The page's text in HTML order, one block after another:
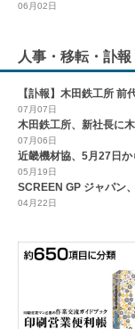
06月02日
人事・移転・訃報
【訃報】木田鉄工所
07月07日
木田鉄工所、新社長に
07月06日
近畿機材協、5月27日
05月19日
SCREEN GP ジャパン
04月22日